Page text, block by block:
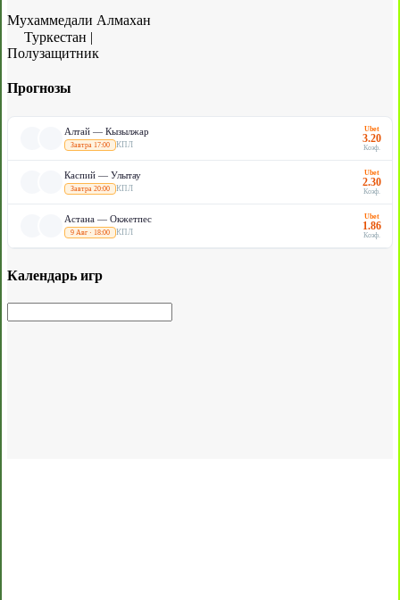
Мухаммедали Алмахан
Туркестан |
Полузащитник
Прогнозы
Алтай — Кызылжар
Завтра 17:00 КПЛ
Ubet
3.20
Коэф.
Каспий — Улытау
Завтра 20:00 КПЛ
Ubet
2.30
Коэф.
Астана — Окжетпес
9 Авг · 18:00 КПЛ
Ubet
1.86
Коэф.
Календарь игр